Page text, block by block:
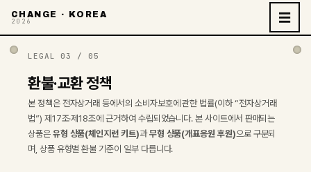
CHANGE · KOREA
2026 ☰
LEGAL 03 / 05
환불·교환 정책
본 정책은 전자상거래 등에서의 소비자보호에 관한 법률(이하 “전자상거래
법”) 제17조·제18조에 근거하여 수립되었습니다. 본 사이트에서 판매되는
상품은 유형 상품(체인지런 키트)과무형 상품(개표응원 후원)으로 구분되
며, 상품 유형별 환불 기준이 일부 다릅니다.